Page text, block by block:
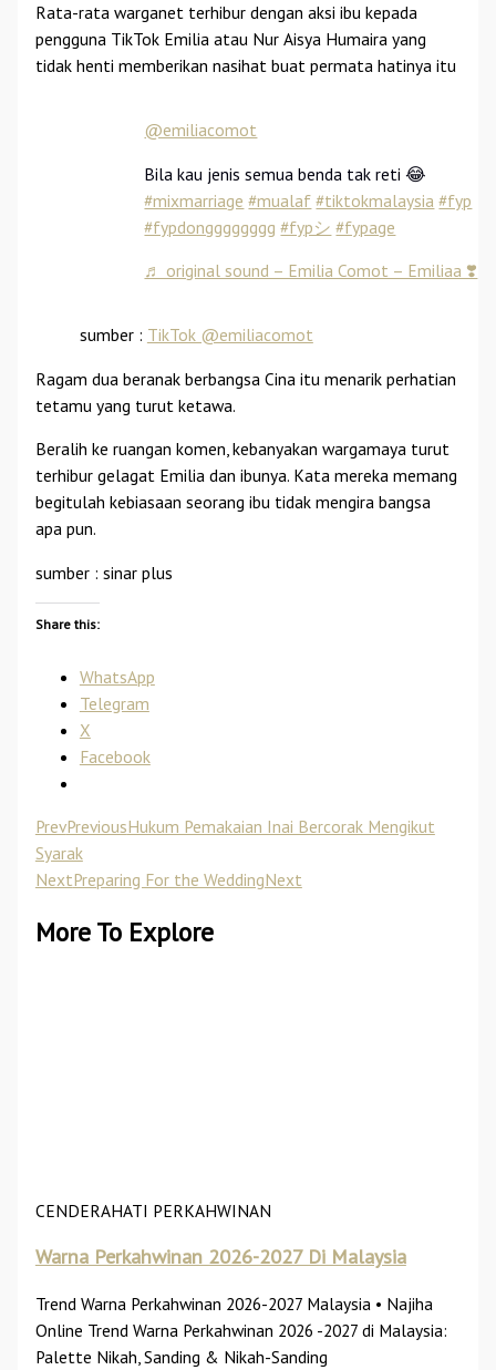
Rata-rata warganet terhibur dengan aksi ibu kepada
pengguna TikTok Emilia atau Nur Aisya Humaira yang
tidak henti memberikan nasihat buat permata hatinya itu
@emiliacomot
Bila kau jenis semua benda tak reti 😂
#mixmarriage #mualaf #tiktokmalaysia #fyp
#fypdongggggggg #fypシ #fypage
♬ original sound – Emilia Comot – Emiliaa ❣️
sumber : TikTok @emiliacomot
Ragam dua beranak berbangsa Cina itu menarik perhatian
tetamu yang turut ketawa.
Beralih ke ruangan komen, kebanyakan wargamaya turut
terhibur gelagat Emilia dan ibunya. Kata mereka memang
begitulah kebiasaan seorang ibu tidak mengira bangsa
apa pun.
sumber : sinar plus
Share this:
WhatsApp
Telegram
X
Facebook
PrevPreviousHukum Pemakaian Inai Bercorak Mengikut
Syarak
NextPreparing For the WeddingNext
More To Explore
CENDERAHATI PERKAHWINAN
Warna Perkahwinan 2026-2027 Di Malaysia
Trend Warna Perkahwinan 2026-2027 Malaysia • Najiha
Online Trend Warna Perkahwinan 2026 -2027 di Malaysia:
Palette Nikah, Sanding & Nikah-Sanding